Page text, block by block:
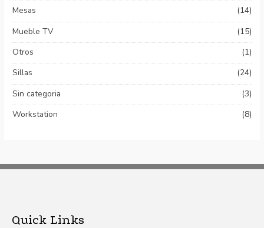
Mesas
(14)
Mueble TV
(15)
Otros
(1)
Sillas
(24)
Sin categoria
(3)
Workstation
(8)
Quick Links